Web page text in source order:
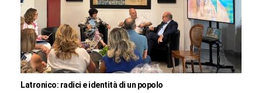
Latronico: radici e identità di un popolo